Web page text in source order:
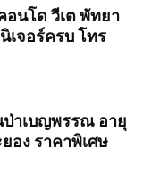
อนโด วีเต พัทยา
เจอร์ครบ โทร
ป่าเบญพรรณ อายุ
ยอง ราคาพิเศษ